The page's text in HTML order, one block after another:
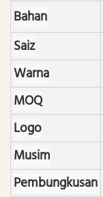
Bahan
Saiz
Warna
MOQ
Logo
Musim
Pembungkusan